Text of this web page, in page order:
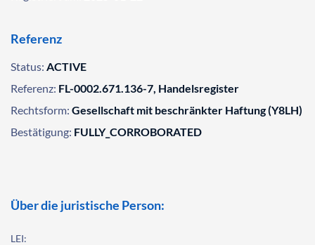
Referenz
Status: ACTIVE
Referenz: FL-0002.671.136-7, Handelsregister
Rechtsform: Gesellschaft mit beschränkter Haftung (Y8LH)
Bestätigung: FULLY_CORROBORATED
Über die juristische Person:
LEI: